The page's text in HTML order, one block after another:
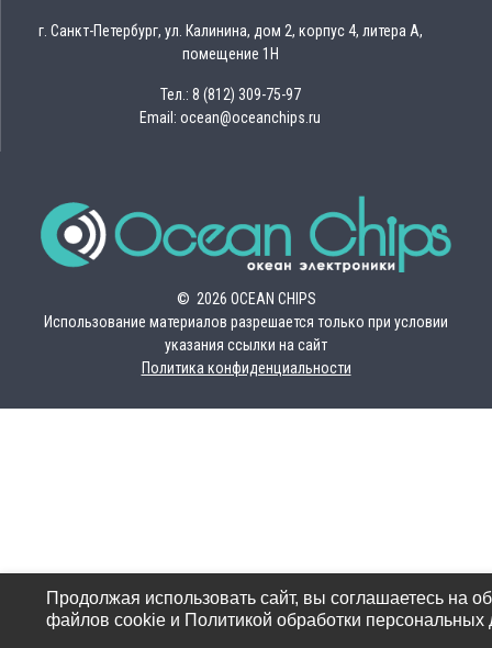
г. Санкт-Петербург, ул. Калинина, дом 2, корпус 4, литера А,
помещение 1Н
Тел.: 8 (812) 309-75-97
Email: ocean@oceanchips.ru
© 2026 OCEAN CHIPS
Использование материалов разрешается только при условии
указания ссылки на сайт
Политика конфиденциальности
Продолжая использовать сайт, вы соглашаетесь на
файлов cookie и Политикой обработки персональных